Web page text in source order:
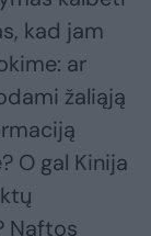
kad jam
ar
žaliąją
O gal Kinija
Naftos